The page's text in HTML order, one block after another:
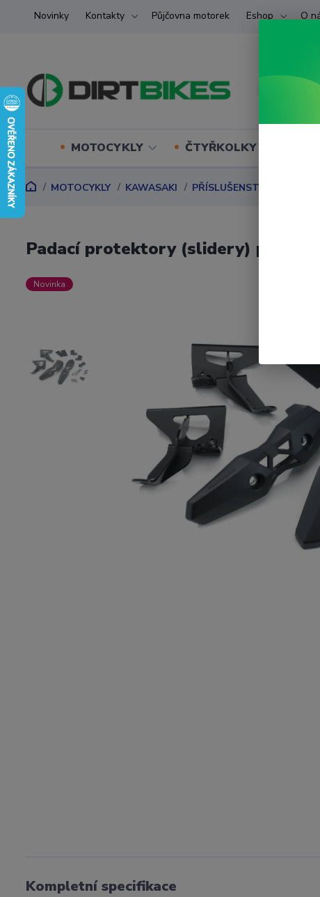
Novinky Kontakty Půjčovna motorek Eshop O
MOTOCYKLY ČTYŘKOLKY (ATV) UTV
MOTOCYKLY KAWASAKI PŘÍSLUŠENSTVÍ DLE
Padací protektory (slidery) pro
Novinka
Kompletní specifikace